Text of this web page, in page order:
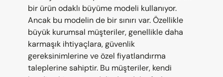
bir ürün odaklı büyüme modeli kullanıyor.
Ancak bu modelin de bir sınırı var. Özellikle
büyük kurumsal müşteriler, genellikle daha
karmaşık ihtiyaçlara, güvenlik
gereksinimlerine ve özel fiyatlandırma
taleplerine sahiptir. Bu müşteriler, kendi